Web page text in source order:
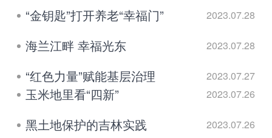
“金钥匙”打开养老“幸福门” 2023.07.28
海兰江畔 幸福光东 2023.07.28
“红色力量”赋能基层治理 2023.07.27
玉米地里看“四新” 2023.07.26
黑土地保护的吉林实践 2023.07.26